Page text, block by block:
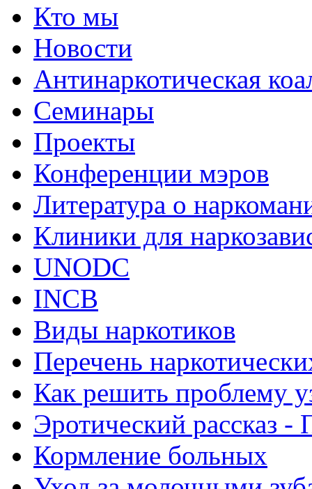
Кто мы
Новости
Антинаркотическая
Семинары
Проекты
Конференции мэров
Литература о
Клиники для
UNODC
INCB
Виды наркотиков
Перечень
Как решить проблему
Эротический рассказ -
Кормление больных